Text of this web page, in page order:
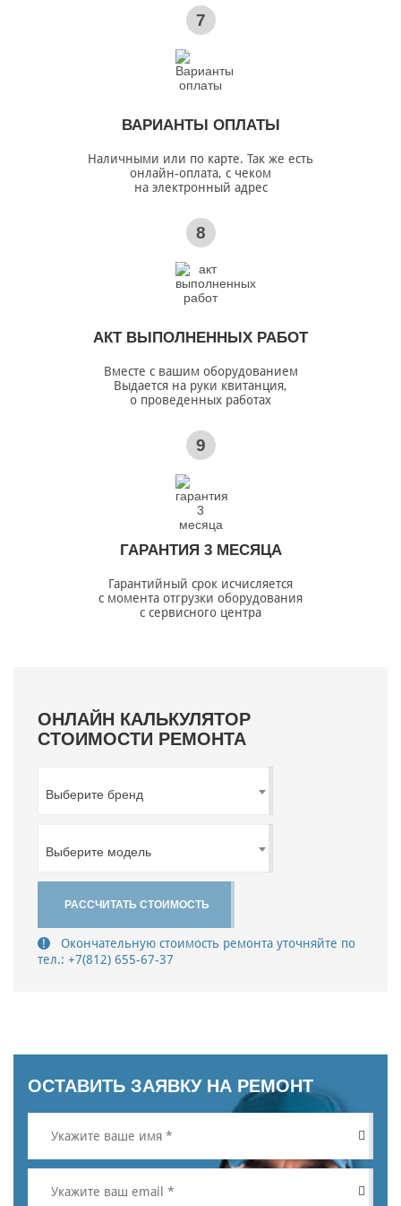
7
ВАРИАНТЫ ОПЛАТЫ
Наличными или по карте. Так же есть
онлайн-оплата, с чеком
на электронный адрес
8
АКТ ВЫПОЛНЕННЫХ РАБОТ
Вместе с вашим оборудованием
Выдается на руки квитанция,
о проведенных работах
9
ГАРАНТИЯ 3 МЕСЯЦА
Гарантийный срок исчисляется
с момента отгрузки оборудования
с сервисного центра
ОНЛАЙН КАЛЬКУЛЯТОР
СТОИМОСТИ РЕМОНТА
Выберите бренд
Выберите модель
РАССЧИТАТЬ СТОИМОСТЬ
Окончательную стоимость ремонта уточняйте по
тел.: +7(812) 655-67-37
ОСТАВИТЬ ЗАЯВКУ НА РЕМОНТ